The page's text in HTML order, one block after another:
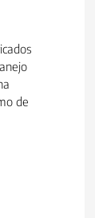
de